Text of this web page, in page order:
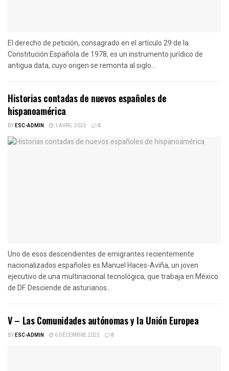
El derecho de petición, consagrado en el artículo 29 de la
Constitución Española de 1978, es un instrumento jurídico de
antigua data, cuyo origen se remonta al siglo...
Historias contadas de nuevos españoles de
hispanoamérica
BYESC-ADMIN 1 AVRIL 2025 0
Uno de esos descendientes de emigrantes recientemente
nacionalizados españoles es Manuel Haces-Aviña, un joven
ejecutivo de una multinacional tecnológica, que trabaja en México
de DF. Desciende de asturianos...
V – Las Comunidades autónomas y la Unión Europea
BYESC-ADMIN 6 DÉCEMBRE 2022 0